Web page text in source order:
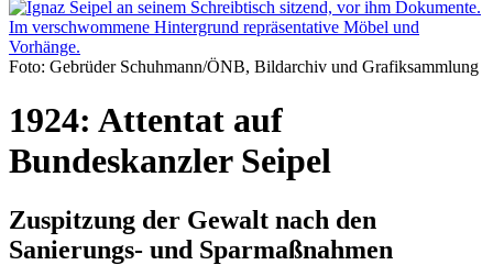
Foto: Gebrüder Schuhmann/ÖNB, Bildarchiv und Grafiksammlung
1924: Attentat auf
Bundeskanzler Seipel
Zuspitzung der Gewalt nach den
Sanierungs- und Sparmaßnahmen